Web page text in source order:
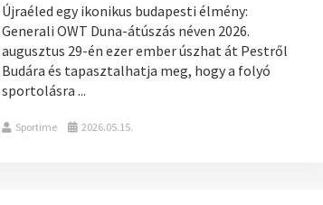
Újraéled egy ikonikus budapesti élmény:
Generali OWT Duna-átúszás néven 2026.
augusztus 29-én ezer ember úszhat át Pestről
Budára és tapasztalhatja meg, hogy a folyó
sportolásra ...
Sportime 2026.05.15.